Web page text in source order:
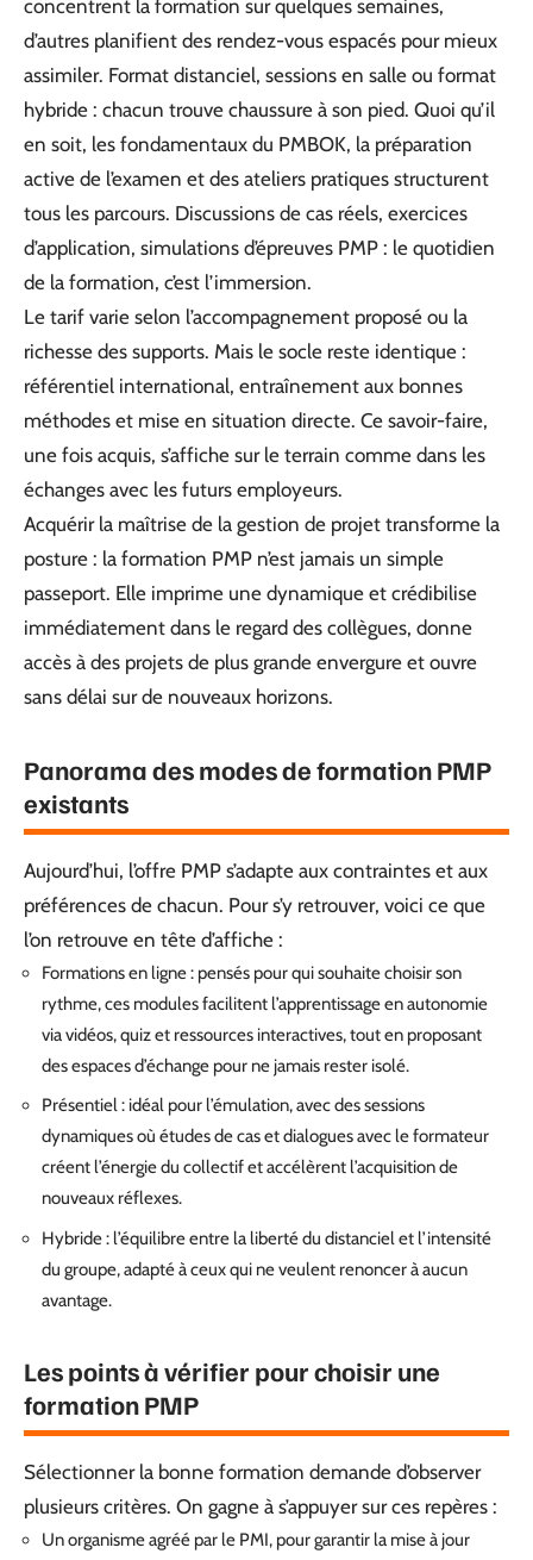
concentrent la formation sur quelques semaines,
d’autres planifient des rendez-vous espacés pour mieux
assimiler. Format distanciel, sessions en salle ou format
hybride : chacun trouve chaussure à son pied. Quoi qu’il
en soit, les fondamentaux du PMBOK, la préparation
active de l’examen et des ateliers pratiques structurent
tous les parcours. Discussions de cas réels, exercices
d’application, simulations d’épreuves PMP : le quotidien
de la formation, c’est l’immersion.
Le tarif varie selon l’accompagnement proposé ou la
richesse des supports. Mais le socle reste identique :
référentiel international, entraînement aux bonnes
méthodes et mise en situation directe. Ce savoir-faire,
une fois acquis, s’affiche sur le terrain comme dans les
échanges avec les futurs employeurs.
Acquérir la maîtrise de la gestion de projet transforme la
posture : la formation PMP n’est jamais un simple
passeport. Elle imprime une dynamique et crédibilise
immédiatement dans le regard des collègues, donne
accès à des projets de plus grande envergure et ouvre
sans délai sur de nouveaux horizons.
Panorama des modes de formation PMP
existants
Aujourd’hui, l’offre PMP s’adapte aux contraintes et aux
préférences de chacun. Pour s’y retrouver, voici ce que
l’on retrouve en tête d’affiche :
Formations en ligne : pensés pour qui souhaite choisir son
rythme, ces modules facilitent l’apprentissage en autonomie
via vidéos, quiz et ressources interactives, tout en proposant
des espaces d’échange pour ne jamais rester isolé.
Présentiel : idéal pour l’émulation, avec des sessions
dynamiques où études de cas et dialogues avec le formateur
créent l’énergie du collectif et accélèrent l’acquisition de
nouveaux réflexes.
Hybride : l’équilibre entre la liberté du distanciel et l’intensité
du groupe, adapté à ceux qui ne veulent renoncer à aucun
avantage.
Les points à vérifier pour choisir une
formation PMP
Sélectionner la bonne formation demande d’observer
plusieurs critères. On gagne à s’appuyer sur ces repères :
Un organisme agréé par le PMI, pour garantir la mise à jour